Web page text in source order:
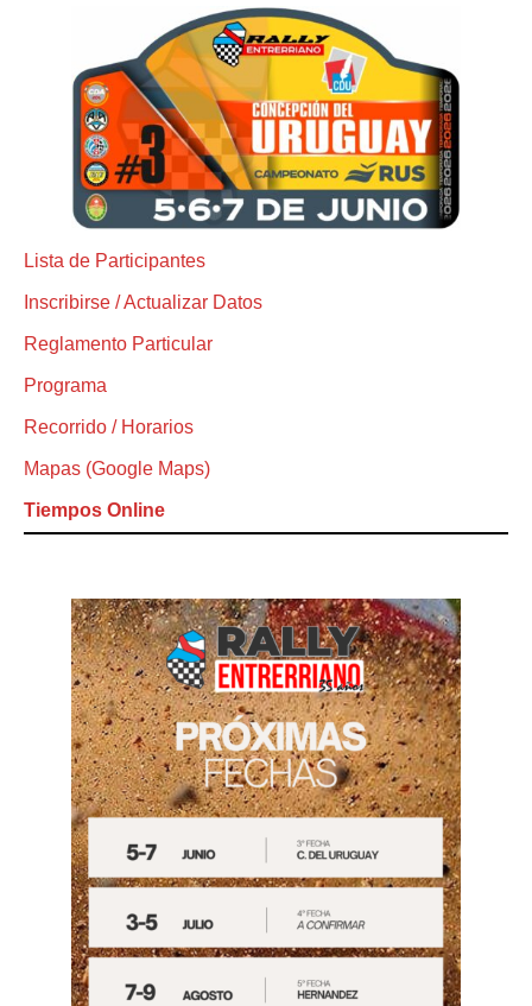
Lista de Participantes
Inscribirse / Actualizar Datos
Reglamento Particular
Programa
Recorrido / Horarios
Mapas (Google Maps)
Tiempos Online